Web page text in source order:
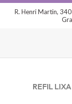
R. Henri Martin,
REFIL